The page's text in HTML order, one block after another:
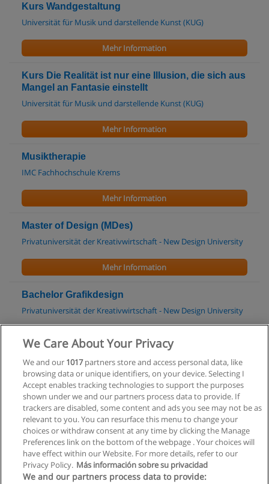
Kurs Wandgestaltung
Universität für Musik und darstellende Kunst (KUG)
Mehr Information
Kurs Die Realität ist nur eine Illusion, die sich aus
Mangel an Fantasie einstellt
Universität für Musik und darstellende Kunst (KUG)
Mehr Information
Musiktherapie
IMC Fachhochschule Krems
Mehr Information
Master of Design (MDes)
Privatuniversität der Kreativwirtschaft - New Design University
Mehr Information
Bachelor Grafikdesign
Privatuniversität der Kreativwirtschaft - New Design University
Mehr Information
Bachelor Media- und Kommunikationsberatung
Fachhochschule St. Pölten
Mehr Information
Allgemeinen geschäftsbedingungen
We Care About Your Privacy
We and our 1017partners store and access personal data, like
browsing data or unique identifiers, on your device. Selecting I
Accept enables tracking technologies to support the purposes
shown under we and our partners process data to provide. If
trackers are disabled, some content and ads you see may not be as
relevant to you. You can resurface this menu to change your
choices or withdraw consent at any time by clicking the Manage
Preferences link on the bottom of the webpage . Your choices will
have effect within our Website. For more details, refer to our
Privacy Policy. Más información sobre su privacidad
We and our partners process data to provide: